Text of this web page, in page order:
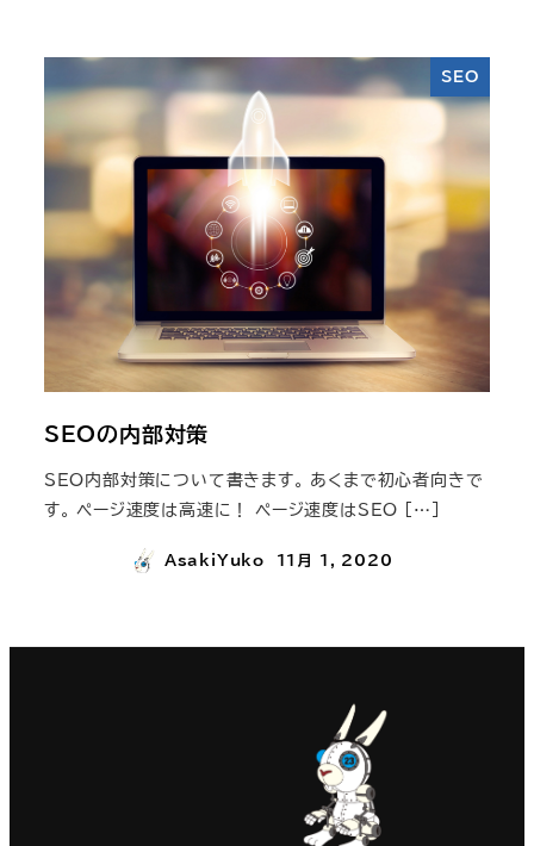
SEO
SEOの内部対策
SEO内部対策について書きます。 あくまで初心者向きで
す。 ページ速度は高速に！ ページ速度はSEO […]
AsakiYuko 11月 1, 2020